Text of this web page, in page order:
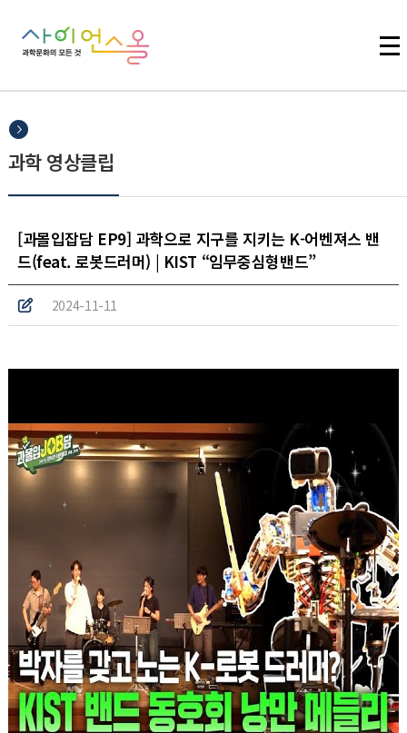
과학 영상클립
[과몰입잡담 EP9] 과학으로 지구를 지키는 K-어벤져스 밴
드(feat. 로봇드러머) | KIST “임무중심형밴드”
2024-11-11